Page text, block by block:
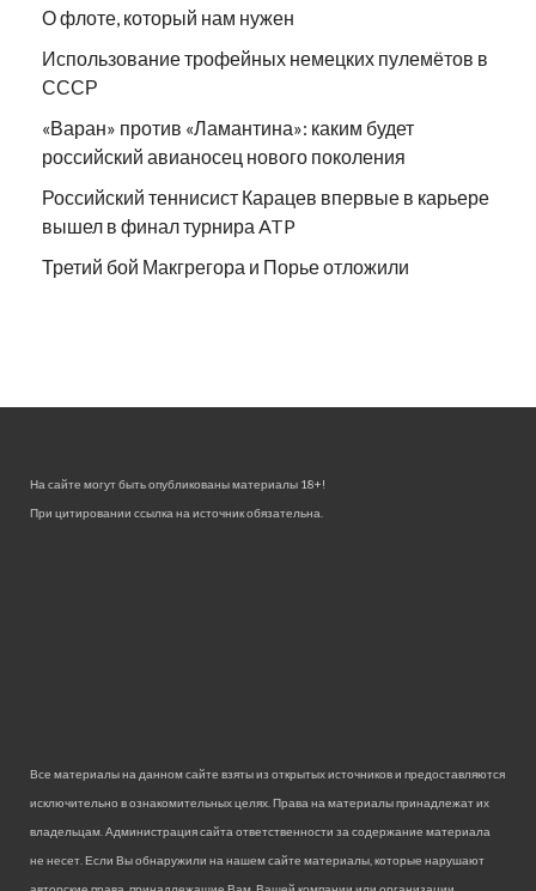
О флоте, который нам нужен
Использование трофейных немецких пулемётов в
СССР
«Варан» против «Ламантина»: каким будет
российский авианосец нового поколения
Российский теннисист Карацев впервые в карьере
вышел в финал турнира ATP
Третий бой Макгрегора и Порье отложили
На сайте могут быть опубликованы материалы 18+!
При цитировании ссылка на источник обязательна.
Все материалы на данном сайте взяты из открытых источников и предоставляются
исключительно в ознакомительных целях. Права на материалы принадлежат их
владельцам. Администрация сайта ответственности за содержание материала
не несет. Если Вы обнаружили на нашем сайте материалы, которые нарушают